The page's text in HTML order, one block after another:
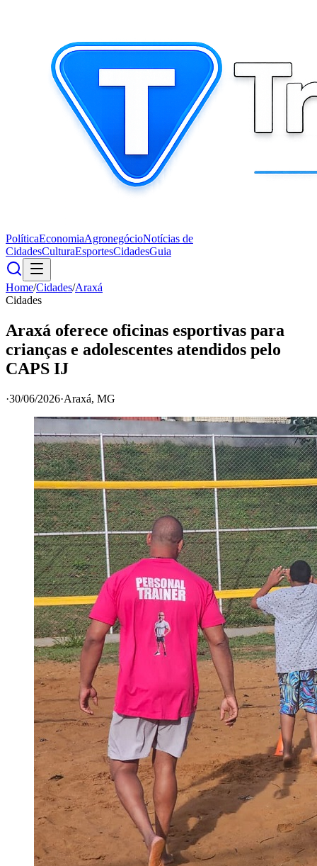
PolíticaEconomiaAgronegócioNotícias de
CidadesCulturaEsportesCidadesGuia
Home/Cidades/Araxá
Cidades
Araxá oferece oficinas esportivas para
crianças e adolescentes atendidos pelo
CAPS IJ
·30/06/2026·Araxá, MG